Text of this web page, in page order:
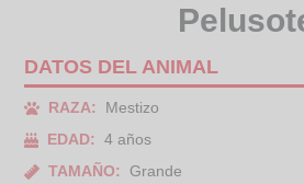
DATOS DEL ANIMAL
RAZA:
Mestizo
EDAD:
4 años
TAMAÑO:
Grande